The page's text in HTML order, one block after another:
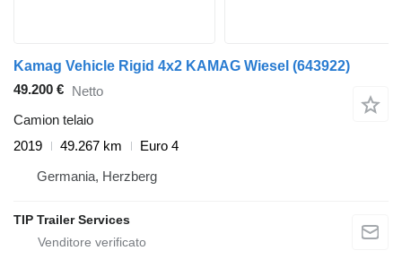
Kamag Vehicle Rigid 4x2 KAMAG Wiesel (643922)
49.200 € Netto
Camion telaio
2019
49.267 km
Euro 4
Germania, Herzberg
TIP Trailer Services